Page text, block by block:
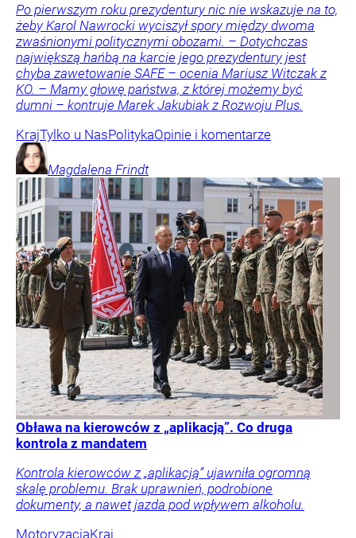
Po pierwszym roku prezydentury nic nie wskazuje na to,
żeby Karol Nawrocki wyciszył spory między dwoma
zwaśnionymi politycznymi obozami. – Dotychczas
największą hańbą na karcie jego prezydentury jest
chyba zawetowanie SAFE – ocenia Mariusz Witczak z
KO. – Mamy głowę państwa, z której możemy być
dumni – kontruje Marek Jakubiak z Rozwoju Plus.
KrajTylko u NasPolitykaOpinie i komentarze
Magdalena Frindt
Obława na kierowców z „aplikacją”. Co druga
kontrola z mandatem
Kontrola kierowców z „aplikacją” ujawniła ogromną
skalę problemu. Brak uprawnień, podrobione
dokumenty, a nawet jazda pod wpływem alkoholu.
MotoryzacjaKraj